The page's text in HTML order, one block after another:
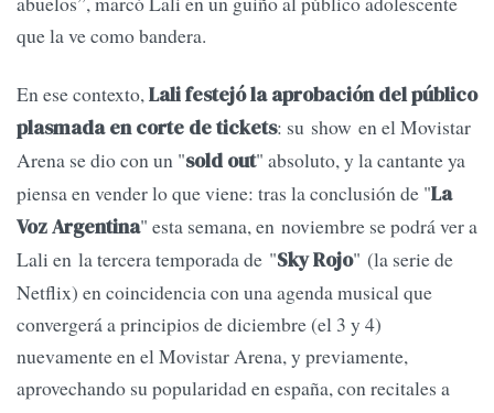
que la ve como bandera.
En ese contexto,Lali festejó la aprobación del público
plasmada en corte de tickets: su show en el Movistar
Arena se dio con un "sold out" absoluto, y la cantante ya
piensa en vender lo que viene: tras la conclusión de "La
Voz Argentina" esta semana, en noviembre se podrá ver a
Lali en la tercera temporada de "Sky Rojo" (la serie de
Netflix) en coincidencia con una agenda musical que
convergerá a principios de diciembre (el 3 y 4)
nuevamente en el Movistar Arena, y previamente,
aprovechando su popularidad en españa, con recitales a